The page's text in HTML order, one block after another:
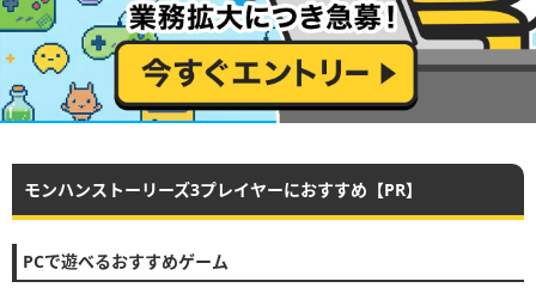
モンハンストーリーズ3プレイヤーにおすすめ【PR】
PCで遊べるおすすめゲーム